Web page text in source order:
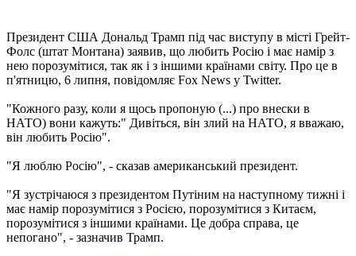
Президент США Дональд Трамп під час виступу в місті Грейт-
Фолс (штат Монтана) заявив, що любить Росію і має намір з
нею порозумітися, так як і з іншими країнами світу. Про це в
п'ятницю, 6 липня, повідомляє Fox News у Twitter.
"Кожного разу, коли я щось пропоную (...) про внески в
НАТО) вони кажуть:" Дивіться, він злий на НАТО, я вважаю,
він любить Росію".
"Я люблю Росію", - сказав американський президент.
"Я зустрічаюся з президентом Путіним на наступному тижні і
має намір порозумітися з Росією, порозумітися з Китаєм,
порозумітися з іншими країнами. Це добра справа, це
непогано", - зазначив Трамп.